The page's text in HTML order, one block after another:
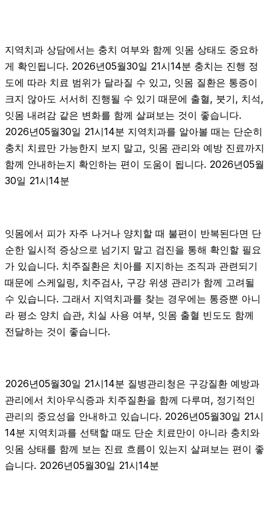
지역치과 상담에서는 충치 여부와 함께 잇몸 상태도 중요하
게 확인됩니다. 2026년05월30일 21시14분 충치는 진행 정
도에 따라 치료 범위가 달라질 수 있고, 잇몸 질환은 통증이
크지 않아도 서서히 진행될 수 있기 때문에 출혈, 붓기, 치석,
잇몸 내려감 같은 변화를 함께 살펴보는 것이 좋습니다.
2026년05월30일 21시14분 지역치과를 알아볼 때는 단순히
충치 치료만 가능한지 보지 말고, 잇몸 관리와 예방 진료까지
함께 안내하는지 확인하는 편이 도움이 됩니다. 2026년05월
30일 21시14분
잇몸에서 피가 자주 나거나 양치할 때 불편이 반복된다면 단
순한 일시적 증상으로 넘기지 말고 검진을 통해 확인할 필요
가 있습니다. 치주질환은 치아를 지지하는 조직과 관련되기
때문에 스케일링, 치주검사, 구강 위생 관리가 함께 고려될
수 있습니다. 그래서 지역치과를 찾는 경우에는 통증뿐 아니
라 평소 양치 습관, 치실 사용 여부, 잇몸 출혈 빈도도 함께
전달하는 것이 좋습니다.
2026년05월30일 21시14분 질병관리청은 구강질환 예방과
관리에서 치아우식증과 치주질환을 함께 다루며, 정기적인
관리의 중요성을 안내하고 있습니다. 2026년05월30일 21시
14분 지역치과를 선택할 때도 단순 치료만이 아니라 충치와
잇몸 상태를 함께 보는 진료 흐름이 있는지 살펴보는 편이 좋
습니다. 2026년05월30일 21시14분